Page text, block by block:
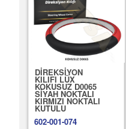
DİREKSİYON
KILIFI LÜX
KOKUSUZ D0065
SİYAH NOKTALI
KIRMIZI NOKTALI
KUTULU
602-001-074